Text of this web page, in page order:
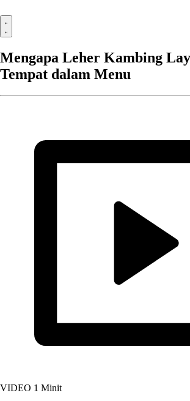
Mengapa Leher Kambing
Tempat dalam Menu
VIDEO 1 Minit